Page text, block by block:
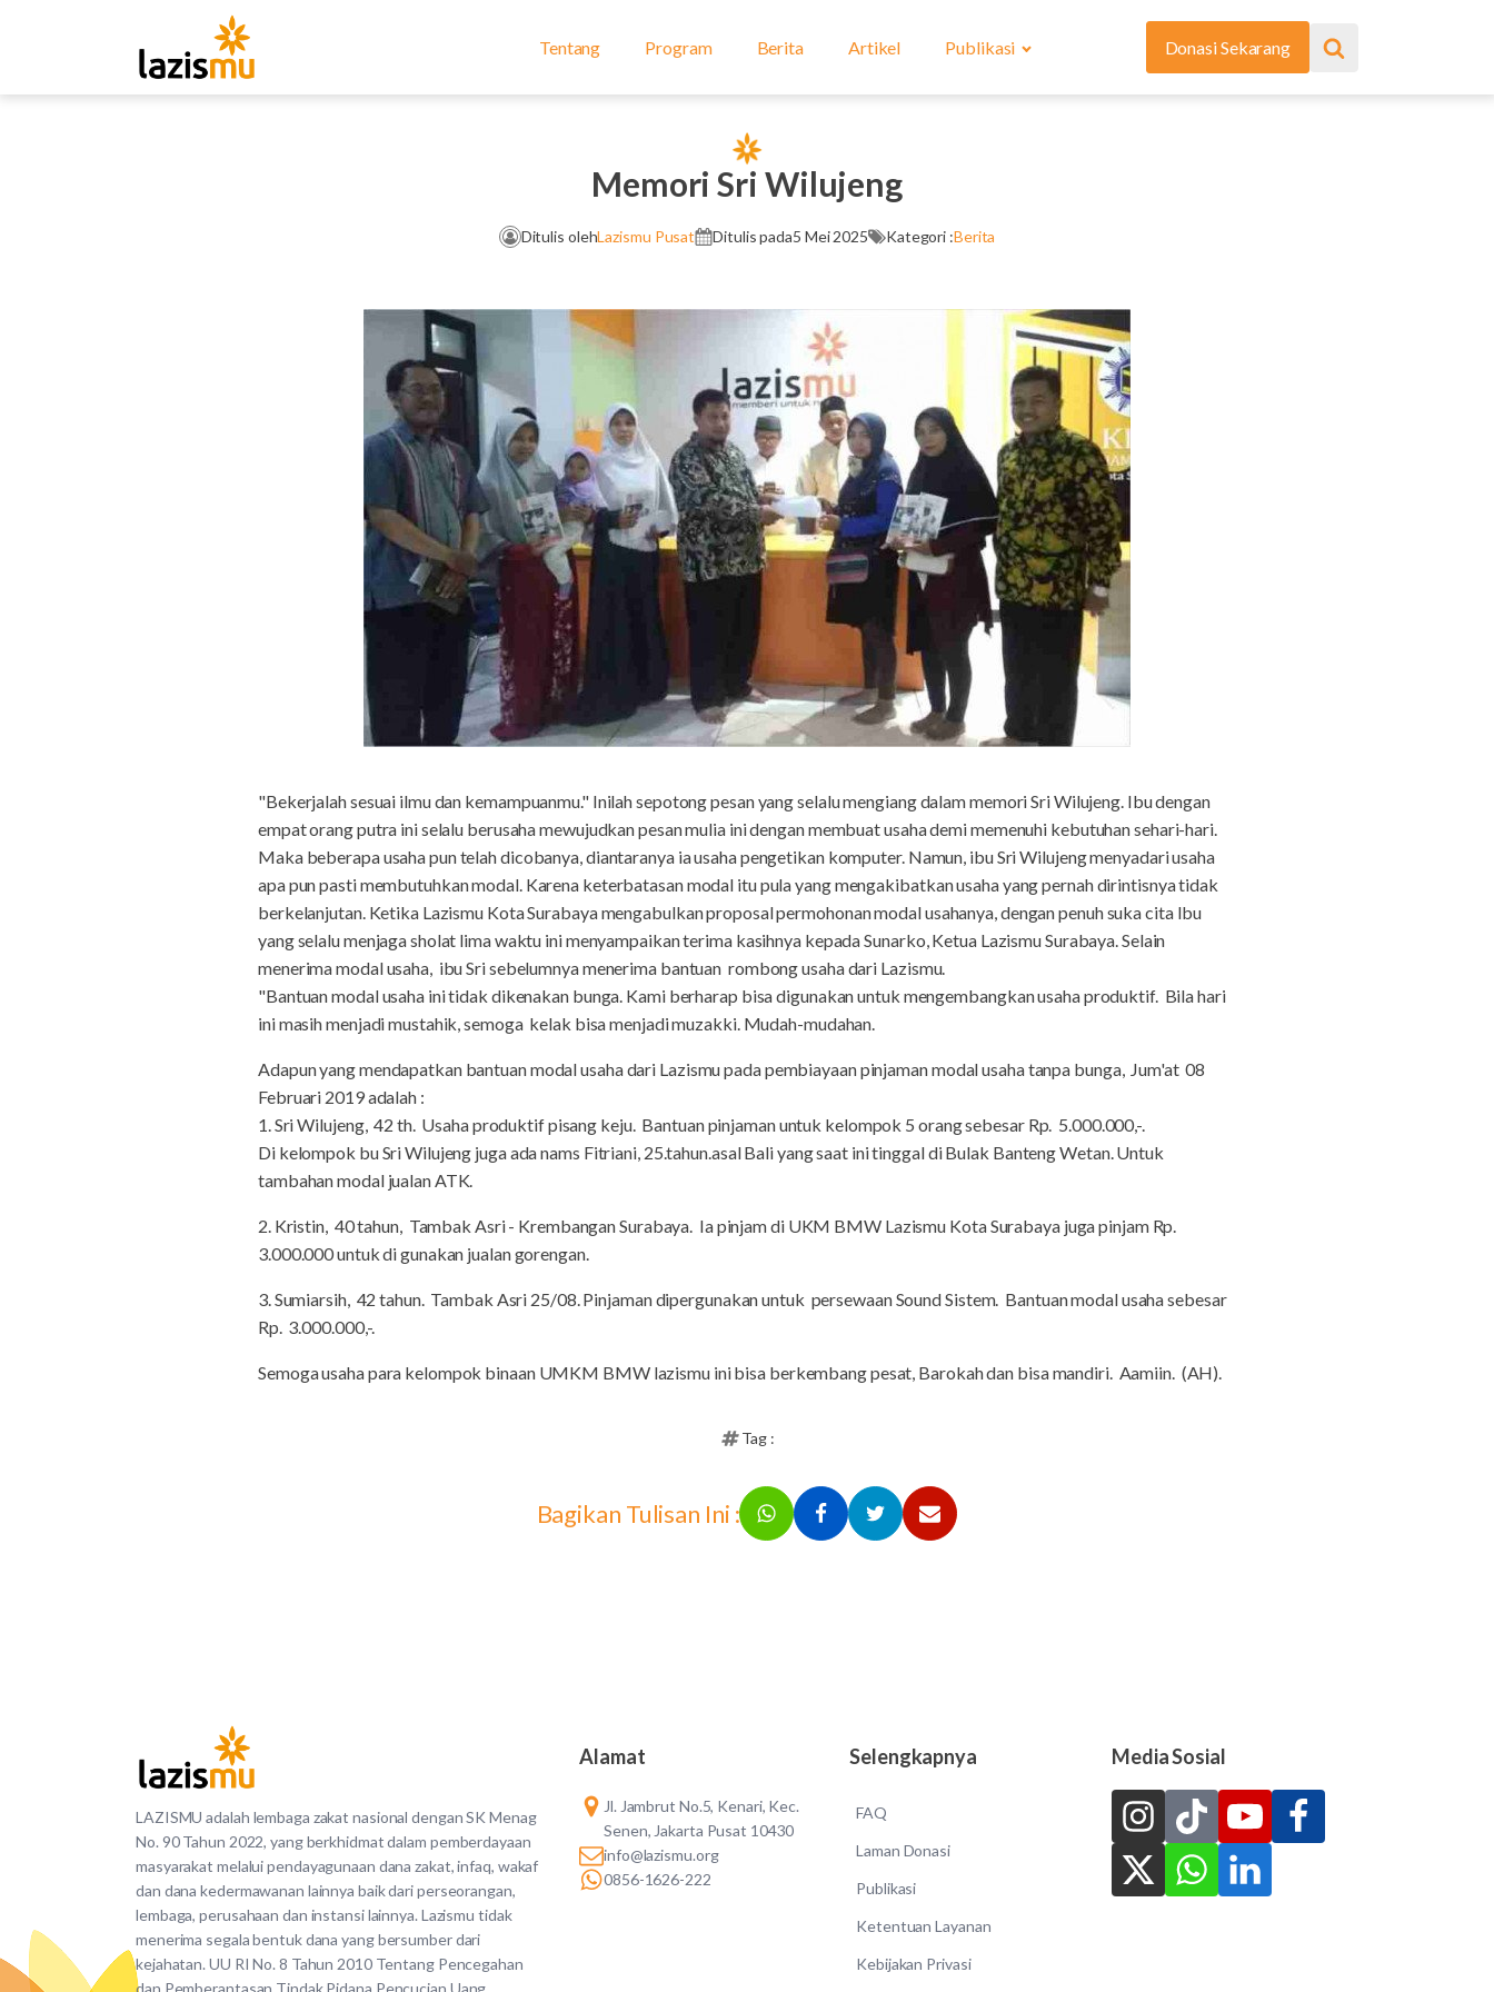
Tentang Program Berita Artikel Publikasi Donasi Sekarang
Memori Sri Wilujeng
Ditulis olehLazismu Pusat Ditulis pada5 Mei 2025 Kategori :Berita
"Bekerjalah sesuai ilmu dan kemampuanmu." Inilah sepotong pesan yang selalu mengiang dalam memori Sri Wilujeng. Ibu dengan
empat orang putra ini selalu berusaha mewujudkan pesan mulia ini dengan membuat usaha demi memenuhi kebutuhan sehari-hari.
Maka beberapa usaha pun telah dicobanya, diantaranya ia usaha pengetikan komputer. Namun, ibu Sri Wilujeng menyadari usaha
apa pun pasti membutuhkan modal. Karena keterbatasan modal itu pula yang mengakibatkan usaha yang pernah dirintisnya tidak
berkelanjutan. Ketika Lazismu Kota Surabaya mengabulkan proposal permohonan modal usahanya, dengan penuh suka cita Ibu
yang selalu menjaga sholat lima waktu ini menyampaikan terima kasihnya kepada Sunarko, Ketua Lazismu Surabaya. Selain
menerima modal usaha, ibu Sri sebelumnya menerima bantuan rombong usaha dari Lazismu.
"Bantuan modal usaha ini tidak dikenakan bunga. Kami berharap bisa digunakan untuk mengembangkan usaha produktif. Bila hari
ini masih menjadi mustahik, semoga kelak bisa menjadi muzakki. Mudah-mudahan.
Adapun yang mendapatkan bantuan modal usaha dari Lazismu pada pembiayaan pinjaman modal usaha tanpa bunga, Jum'at 08
Februari 2019 adalah :
1. Sri Wilujeng, 42 th. Usaha produktif pisang keju. Bantuan pinjaman untuk kelompok 5 orang sebesar Rp. 5.000.000,-.
Di kelompok bu Sri Wilujeng juga ada nams Fitriani, 25.tahun.asal Bali yang saat ini tinggal di Bulak Banteng Wetan. Untuk
tambahan modal jualan ATK.
2. Kristin, 40 tahun, Tambak Asri - Krembangan Surabaya. Ia pinjam di UKM BMW Lazismu Kota Surabaya juga pinjam Rp.
3.000.000 untuk di gunakan jualan gorengan.
3. Sumiarsih, 42 tahun. Tambak Asri 25/08. Pinjaman dipergunakan untuk persewaan Sound Sistem. Bantuan modal usaha sebesar
Rp. 3.000.000,-.
Semoga usaha para kelompok binaan UMKM BMW lazismu ini bisa berkembang pesat, Barokah dan bisa mandiri. Aamiin. (AH).
Tag :
Bagikan Tulisan Ini :
LAZISMU adalah lembaga zakat nasional dengan SK Menag
No. 90 Tahun 2022, yang berkhidmat dalam pemberdayaan
masyarakat melalui pendayagunaan dana zakat, infaq, wakaf
dan dana kedermawanan lainnya baik dari perseorangan,
lembaga, perusahaan dan instansi lainnya. Lazismu tidak
menerima segala bentuk dana yang bersumber dari
kejahatan. UU RI No. 8 Tahun 2010 Tentang Pencegahan
dan Pemberantasan Tindak Pidana Pencucian Uang
Alamat
Jl. Jambrut No.5, Kenari, Kec.
Senen, Jakarta Pusat 10430
info@lazismu.org
0856-1626-222
Selengkapnya
FAQ
Laman Donasi
Publikasi
Ketentuan Layanan
Kebijakan Privasi
Media Sosial